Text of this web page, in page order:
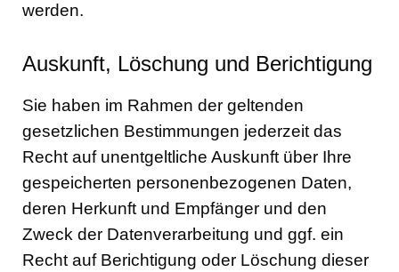
werden.
Auskunft, Löschung und Berichtigung
Sie haben im Rahmen der geltenden
gesetzlichen Bestimmungen jederzeit das
Recht auf unentgeltliche Auskunft über Ihre
gespeicherten personenbezogenen Daten,
deren Herkunft und Empfänger und den
Zweck der Datenverarbeitung und ggf. ein
Recht auf Berichtigung oder Löschung dieser